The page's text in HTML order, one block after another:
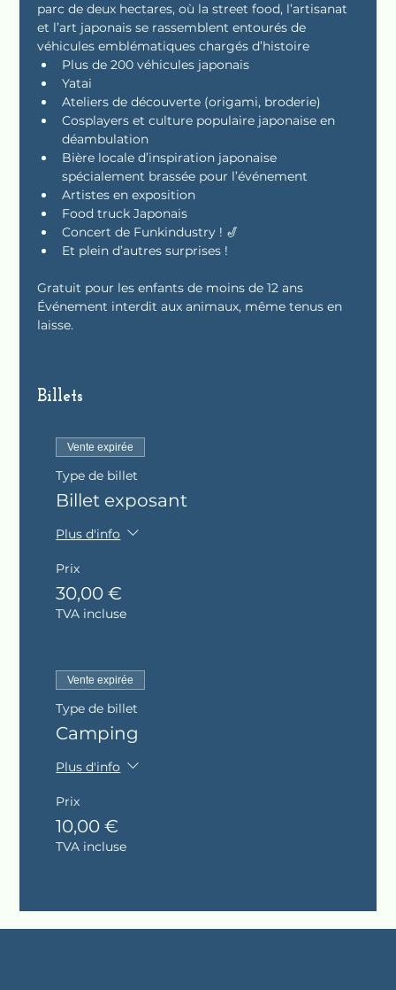
parc de deux hectares, où la street food, l’artisanat
et l’art japonais se rassemblent entourés de
véhicules emblématiques chargés d’histoire
Plus de 200 véhicules japonais
Yatai
Ateliers de découverte (origami, broderie)
Cosplayers et culture populaire japonaise en
déambulation
Bière locale d’inspiration japonaise
spécialement brassée pour l’événement
Artistes en exposition
Food truck Japonais
Concert de Funkindustry ! 🎷
Et plein d’autres surprises !
Gratuit pour les enfants de moins de 12 ans
Événement interdit aux animaux, même tenus en
laisse.
Billets
Vente expirée
Type de billet
Billet exposant
Plus d'info
Prix
30,00 €
TVA incluse
Vente expirée
Type de billet
Camping
Plus d'info
Prix
10,00 €
TVA incluse